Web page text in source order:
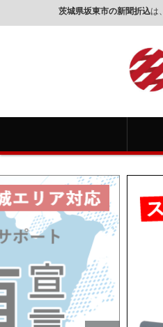
茨城県坂東市の新聞折込は、